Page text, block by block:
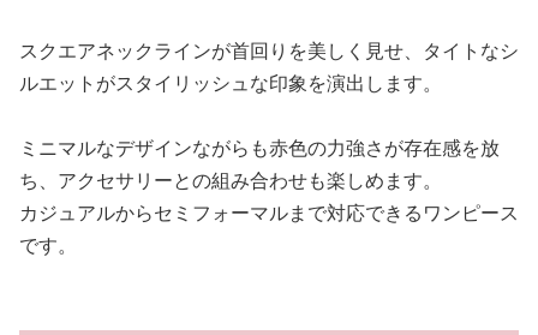
スクエアネックラインが首回りを美しく見せ、タイトなシ
ルエットがスタイリッシュな印象を演出します。
ミニマルなデザインながらも赤色の力強さが存在感を放
ち、アクセサリーとの組み合わせも楽しめます。
カジュアルからセミフォーマルまで対応できるワンピース
です。